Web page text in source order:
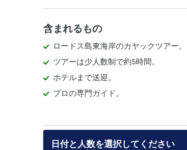
含まれるもの
ロードス島東海岸のカヤックツアー。
ツアーは少人数制で約5時間。
ホテルまで送迎。
プロの専門ガイド。
日付と人数を選択してください